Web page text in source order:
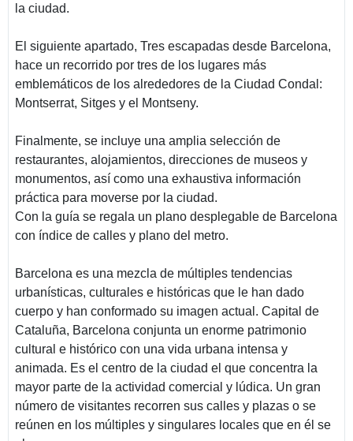
la ciudad.
El siguiente apartado, Tres escapadas desde Barcelona,
hace un recorrido por tres de los lugares más
emblemáticos de los alrededores de la Ciudad Condal:
Montserrat, Sitges y el Montseny.
Finalmente, se incluye una amplia selección de
restaurantes, alojamientos, direcciones de museos y
monumentos, así como una exhaustiva información
práctica para moverse por la ciudad.
Con la guía se regala un plano desplegable de Barcelona
con índice de calles y plano del metro.
Barcelona es una mezcla de múltiples tendencias
urbanísticas, culturales e históricas que le han dado
cuerpo y han conformado su imagen actual. Capital de
Cataluña, Barcelona conjunta un enorme patrimonio
cultural e histórico con una vida urbana intensa y
animada. Es el centro de la ciudad el que concentra la
mayor parte de la actividad comercial y lúdica. Un gran
número de visitantes recorren sus calles y plazas o se
reúnen en los múltiples y singulares locales que en él se